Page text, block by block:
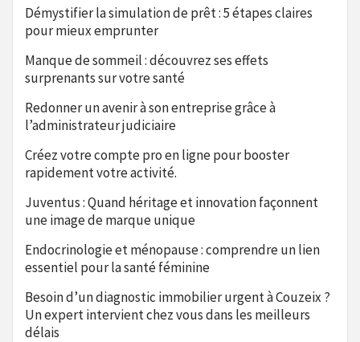
Démystifier la simulation de prêt : 5 étapes claires
pour mieux emprunter
Manque de sommeil : découvrez ses effets
surprenants sur votre santé
Redonner un avenir à son entreprise grâce à
l’administrateur judiciaire
Créez votre compte pro en ligne pour booster
rapidement votre activité.
Juventus : Quand héritage et innovation façonnent
une image de marque unique
Endocrinologie et ménopause : comprendre un lien
essentiel pour la santé féminine
Besoin d’un diagnostic immobilier urgent à Couzeix ?
Un expert intervient chez vous dans les meilleurs
délais